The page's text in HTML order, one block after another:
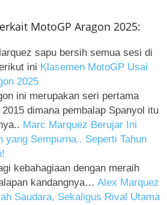
MotoGP Aragon 2025:
sapu bersih semua sesi di
ini Klasemen MotoGP Usai
2025
ini merupakan seri pertama
dimana pembalap Spanyol itu
Marc Marquez Berujar Ini
yang Sempurna.. Seperti Tahun
kebahagiaan dengan meraih
kandangnya… Alex Marquez
Saudara, Sekaligus Rival Utama